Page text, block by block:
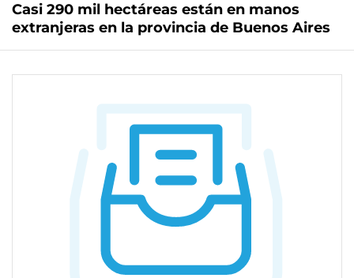
Casi 290 mil hectáreas están en manos
extranjeras en la provincia de Buenos Aires